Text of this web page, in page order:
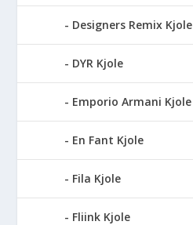
Designers Remix Kjole
DYR Kjole
Emporio Armani Kjole
En Fant Kjole
Fila Kjole
Fliink Kjole